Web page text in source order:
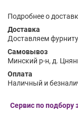
Подробнее о
Доставка
Доставляем
Самовывоз
Минский р-н, д.
Оплата
Наличный и
Сервис по подбору